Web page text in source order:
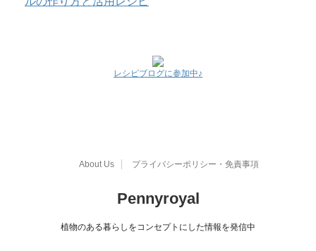
レシピブログに参加中♪
About Us プライバシーポリシー・免責事項
Pennyroyal
植物のある暮らしをコンセプトにした情報を発信中